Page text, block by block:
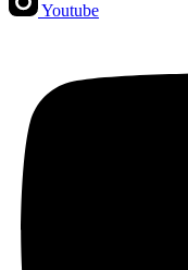
Youtube